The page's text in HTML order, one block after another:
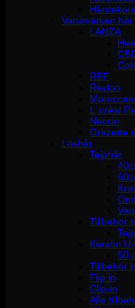
Varumärken hår
LANZA
REF
Revlon
L´oréal
Neccin
Grazette
Löshår
Tejphår
Tillbehör
Keratin
50
Tillbehör
Flip in
Clip-in
Alla